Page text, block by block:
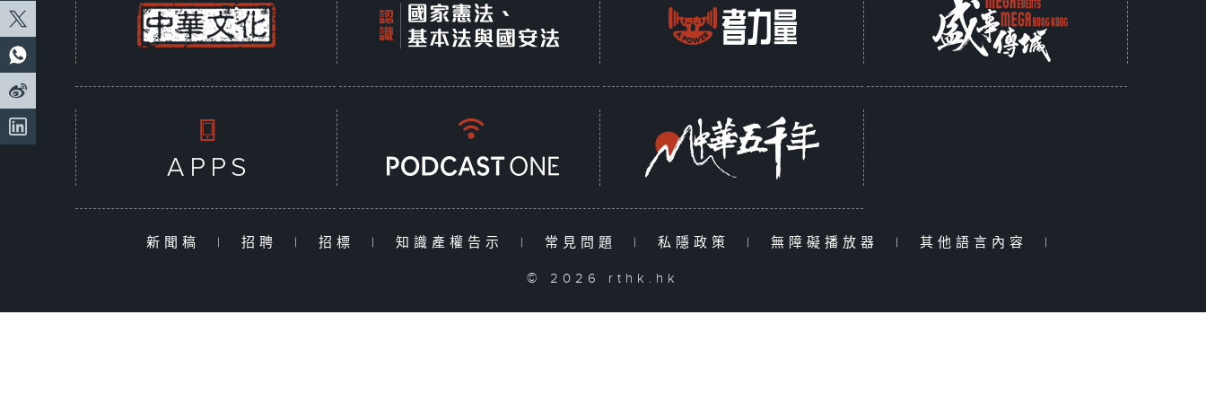
新聞稿 | 招聘 | 招標 | 知識產權告示 | 常見問題 | 私隱政策 | 無障礙播放器 | 其他語言內容 |
© 2026 rthk.hk